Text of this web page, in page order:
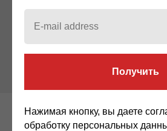
Получить
Нажимая кнопку, вы даете
обработку персональных